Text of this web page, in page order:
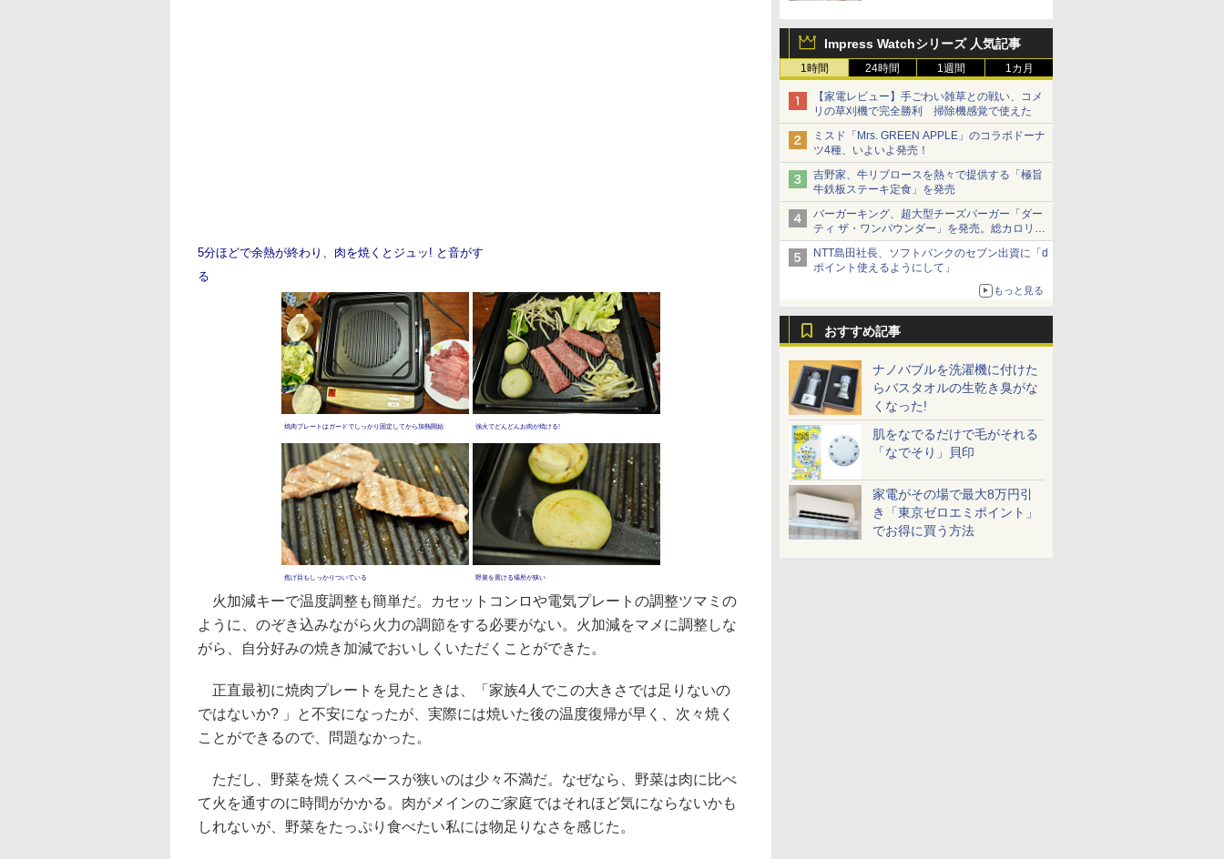
Impress Watchシリーズ 人気記事
1時間 24時間 1週間 1カ月
【家電レビュー】手ごわい雑草との戦い、コメ
リの草刈機で完全勝利 掃除機感覚で使えた
ミスド「Mrs. GREEN APPLE」のコラボドーナ
ツ4種、いよいよ発売！
吉野家、牛リブロースを熱々で提供する「極旨
牛鉄板ステーキ定食」を発売
バーガーキング、超大型チーズバーガー「ダー
ティ ザ・ワンパウンダー」を発売。総カロリー
約1656kcal、総重量約527g！
NTT島田社長、ソフトバンクのセブン出資に「d
ポイント使えるようにして」
もっと見る
おすすめ記事
ナノバブルを洗濯機に付けた
らバスタオルの生乾き臭がな
くなった!
肌をなでるだけで毛がそれる
「なでそり」貝印
家電がその場で最大8万円引
き「東京ゼロエミポイント」
でお得に買う方法
5分ほどで余熱が終わり、肉を焼くとジュッ! と音がす
る
焼肉プレートはガードでしっかり固定してから加熱開始 強火でどんどんお肉が焼ける!
焦げ目もしっかりついている 野菜を置ける場所が狭い
火加減キーで温度調整も簡単だ。カセットコンロや電気プレートの調整ツマミの
ように、のぞき込みながら火力の調節をする必要がない。火加減をマメに調整しな
がら、自分好みの焼き加減でおいしくいただくことができた。
正直最初に焼肉プレートを見たときは、「家族4人でこの大きさでは足りないの
ではないか? 」と不安になったが、実際には焼いた後の温度復帰が早く、次々焼く
ことができるので、問題なかった。
ただし、野菜を焼くスペースが狭いのは少々不満だ。なぜなら、野菜は肉に比べ
て火を通すのに時間がかかる。肉がメインのご家庭ではそれほど気にならないかも
しれないが、野菜をたっぷり食べたい私には物足りなさを感じた。